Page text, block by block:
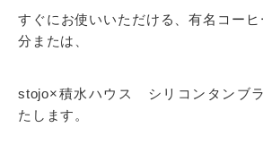
すぐにお使いいただける、有名コー
分または、
stojo×積水ハウス シリコンタンブ
たします。